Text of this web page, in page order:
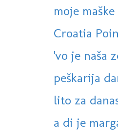
moje maške
Croatia
'vo je naša
peškarija
lito za
a di je